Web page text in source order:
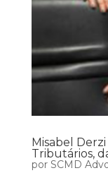
Misabel
Tributários,
por SCMD